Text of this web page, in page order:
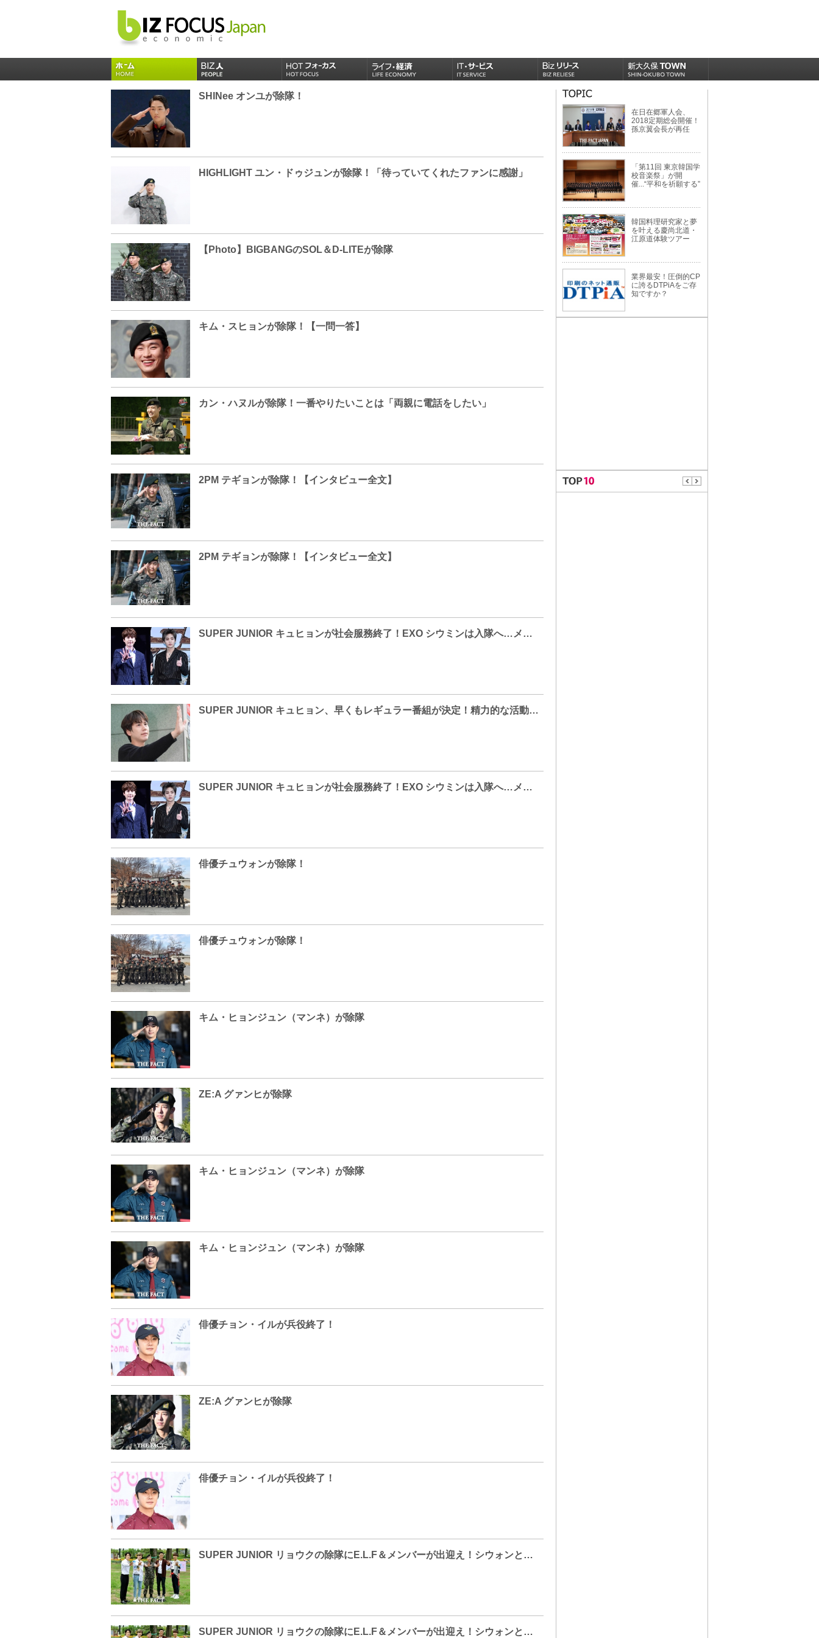
SHINee オンユが除隊！
HIGHLIGHT ユン・ドゥジュンが除隊！「待っていてくれたファンに感謝」
【Photo】BIGBANGのSOL＆D-LITEが除隊
キム・スヒョンが除隊！【一問一答】
カン・ハヌルが除隊！一番やりたいことは「両親に電話をしたい」
2PM テギョンが除隊！【インタビュー全文】
2PM テギョンが除隊！【インタビュー全文】
SUPER JUNIOR キュヒョンが社会服務終了！EXO シウミンは入隊へ…メンバー＆東方神起チャンミンが見送り
SUPER JUNIOR キュヒョン、早くもレギュラー番組が決定！精力的な活動を予告！
SUPER JUNIOR キュヒョンが社会服務終了！EXO シウミンは入隊へ…メンバー＆東方神起チャンミンが見送り
俳優チュウォンが除隊！
俳優チュウォンが除隊！
キム・ヒョンジュン（マンネ）が除隊
ZE:A グァンヒが除隊
キム・ヒョンジュン（マンネ）が除隊
キム・ヒョンジュン（マンネ）が除隊
俳優チョン・イルが兵役終了！
ZE:A グァンヒが除隊
俳優チョン・イルが兵役終了！
SUPER JUNIOR リョウクの除隊にE.L.F＆メンバーが出迎え！シウォンとハイタッチを披露！
SUPER JUNIOR リョウクの除隊にE.L.F＆メンバーが出迎え！シウォンとハイタッチを披露！
在日在郷軍人会、
2018定期総会開催！
孫京翼会長が再任
「第11回 東京韓国学
校音楽祭」が開
催...“平和を祈願する”
韓国料理研究家と夢
を叶える慶尚北道・
江原道体験ツアー
業界最安！圧倒的CP
に誇るDTPiAをご存
知ですか？